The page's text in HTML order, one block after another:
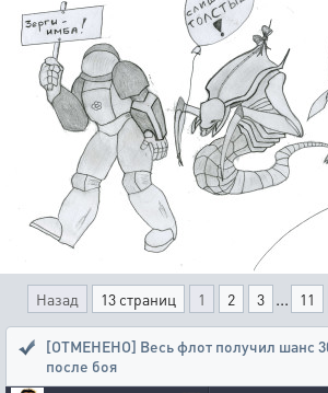
Назад 13 страниц 1 2 3 ... 11
[ОТМЕНЕНО] Весь флот получил шанс
после боя